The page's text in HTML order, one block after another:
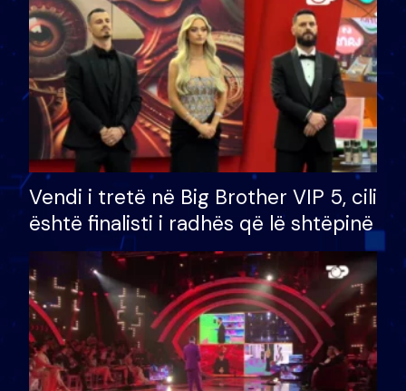
Vendi i tretë në Big Brother VIP 5, cili
është finalisti i radhës që lë shtëpinë